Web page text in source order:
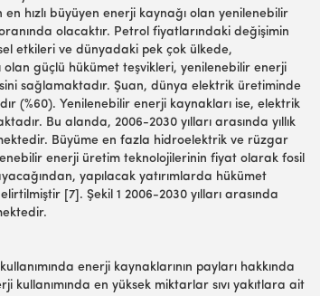
hızlı büyüyen enerji kaynağı olan yenilenebilir
olacaktır. Petrol fiyatlarındaki değişimin
etkileri ve dünyadaki pek çok ülkede,
olan güçlü hükümet teşvikleri, yenilenebilir enerji
sağlamaktadır. Şuan, dünya elektrik üretiminde
(%60). Yenilenebilir enerji kaynakları ise, elektrik
Bu alanda, 2006-2030 yılları arasında yıllık
Büyüme en fazla hidroelektrik ve rüzgar
enerji üretim teknolojilerinin fiyat olarak fosil
yapılacak yatırımlarda hükümet
[7]. Şekil 1 2006-2030 yılları arasında
enerji kaynaklarının payları hakkında
kullanımında en yüksek miktarlar sıvı yakıtlara ait